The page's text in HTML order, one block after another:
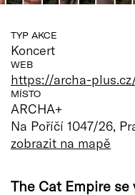
TYP AKCE
Koncert
WEB
https://archa-
MÍSTO
ARCHA+
Na Poříčí 1047/26,
zobrazit na mapě
The Cat Empire se